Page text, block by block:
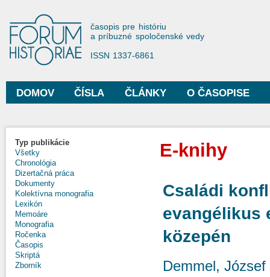
Forum Historiae
časopis pre históriu
a príbuzné spoločenské vedy
ISSN 1337-6861
Hlavné menu
DOMOV ČÍSLA ČLÁNKY O ČASOPISE
Typ publikácie
Všetky
Chronológia
Dizertačná práca
Dokumenty
Kolektívna monografia
Lexikón
Memoáre
Monografia
Ročenka
Časopis
Skriptá
Zborník
E-knihy
Családi
evangélikus
közepén
Demmel, József